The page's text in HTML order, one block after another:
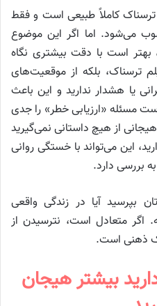
ترسناک کاملاً طبیعی است و فقط
می‌شود. اما اگر این موضوع
بهتر است با دقت بیشتری نگاه
ترسناک، بلکه از موقعیت‌های
یا هشدار ندارید و این باعث
مسئله «ارزیابی خطر» را جدی
از هیچ داستانی نمی‌گیرید
این می‌تواند با خستگی روانی
بررسی دارد.
بپرسید آیا در زندگی واقعی
اگر متعادل است، نترسیدن از
ذهنی است.
بیشتر هیجان